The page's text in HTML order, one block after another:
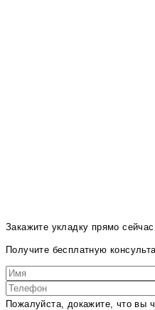
Закажите укладку прямо
Получите бесплатную
Пожалуйста, докажите, что вы